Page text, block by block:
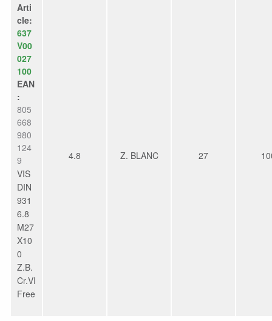
Arti
cle:
637
V00
027
100
EAN
:
805
668
980
124
9
VIS
DIN
931
6.8
M27
X10
0
Z.B.
Cr.VI
Free
4.8 Z. BLANC 27